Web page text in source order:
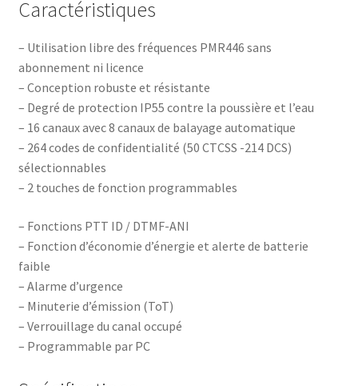
Caractéristiques
– Utilisation libre des fréquences PMR446 sans
abonnement ni licence
– Conception robuste et résistante
– Degré de protection IP55 contre la poussière et l’eau
– 16 canaux avec 8 canaux de balayage automatique
– 264 codes de confidentialité (50 CTCSS -214 DCS)
sélectionnables
– 2 touches de fonction programmables
– Fonctions PTT ID / DTMF-ANI
– Fonction d’économie d’énergie et alerte de batterie
faible
– Alarme d’urgence
– Minuterie d’émission (ToT)
– Verrouillage du canal occupé
– Programmable par PC